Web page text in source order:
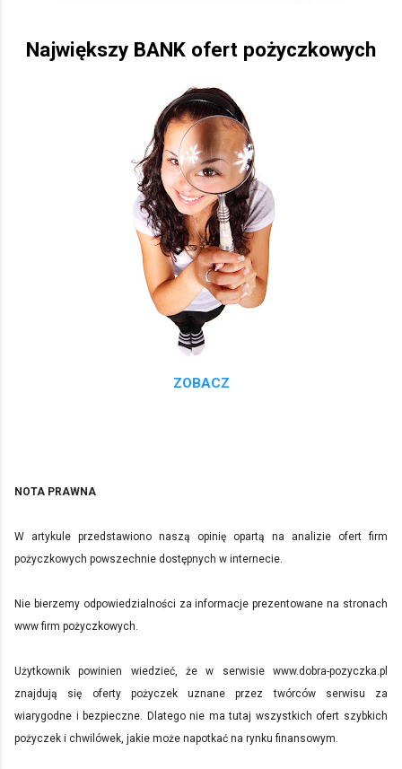
Największy BANK ofert pożyczkowych
ZOBACZ
NOTA PRAWNA
W artykule przedstawiono naszą opinię opartą na analizie ofert firm
pożyczkowych powszechnie dostępnych w internecie.
Nie bierzemy odpowiedzialności za informacje prezentowane na stronach
www firm pożyczkowych.
Użytkownik powinien wiedzieć, że w serwisie www.dobra-pozyczka.pl
znajdują się oferty pożyczek uznane przez twórców serwisu za
wiarygodne i bezpieczne. Dlatego nie ma tutaj wszystkich ofert szybkich
pożyczek i chwilówek, jakie może napotkać na rynku finansowym.